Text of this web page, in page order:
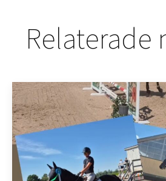
Relaterade